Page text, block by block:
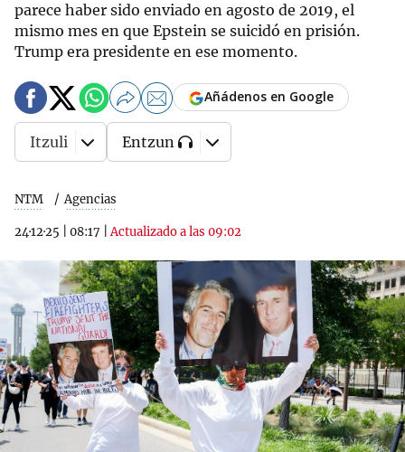
parece haber sido enviado en agosto de 2019, el
mismo mes en que Epstein se suicidó en prisión.
Trump era presidente en ese momento.
NTM Agencias
24·12·25 08:17 |Actualizado a las 09:02
Añádenos en Google
Itzuli Entzun